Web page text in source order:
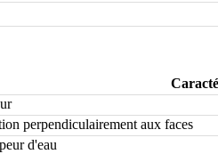
perpendiculairement aux faces
d'eau